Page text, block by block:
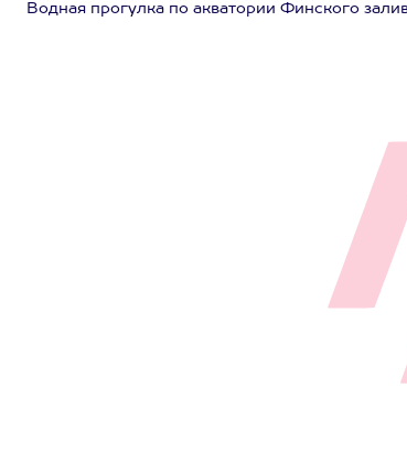
Водная прогулка по акватории Финского